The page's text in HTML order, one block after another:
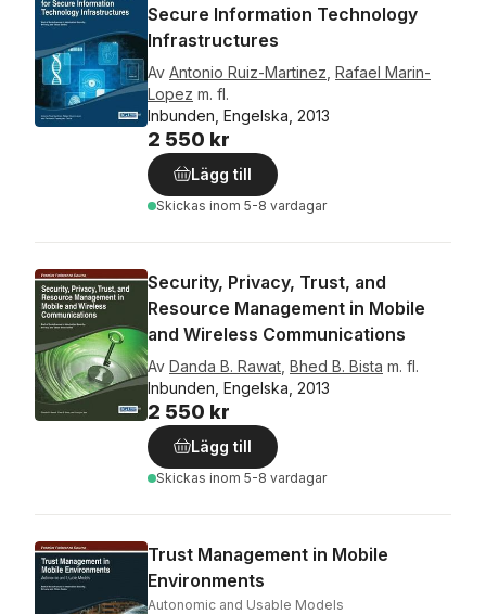
Secure Information Technology
Infrastructures
Av Antonio Ruiz-Martinez Rafael Marin-
Lopez m. fl.
Inbunden, Engelska, 2013
2 550 kr
Lägg till
Skickas inom 5-8 vardagar
Security, Privacy, Trust, and
Resource Management in Mobile
and Wireless Communications
Av Danda B. Rawat Bhed B. Bista m. fl.
Inbunden, Engelska, 2013
2 550 kr
Lägg till
Skickas inom 5-8 vardagar
Trust Management in Mobile
Environments
Autonomic and Usable Models